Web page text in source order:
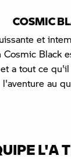
COSMIC
et
Cosmic Black
a tout ce
l'aventure au
L'A